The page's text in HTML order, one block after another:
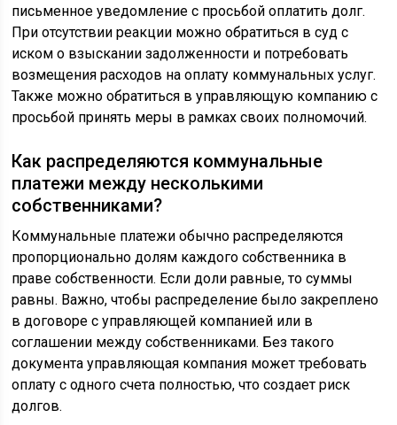
письменное уведомление с просьбой оплатить долг.
При отсутствии реакции можно обратиться в суд с
иском о взыскании задолженности и потребовать
возмещения расходов на оплату коммунальных услуг.
Также можно обратиться в управляющую компанию с
просьбой принять меры в рамках своих полномочий.
Как распределяются коммунальные
платежи между несколькими
собственниками?
Коммунальные платежи обычно распределяются
пропорционально долям каждого собственника в
праве собственности. Если доли равные, то суммы
равны. Важно, чтобы распределение было закреплено
в договоре с управляющей компанией или в
соглашении между собственниками. Без такого
документа управляющая компания может требовать
оплату с одного счета полностью, что создает риск
долгов.